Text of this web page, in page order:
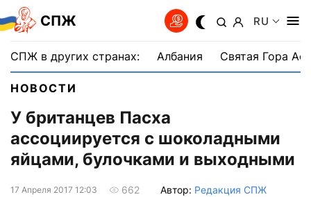
СПЖ RU
СПЖ в других странах: Албания Святая Гора
НОВОСТИ
У британцев Пасха
ассоциируется с шоколадными
яйцами, булочками и выходными
17 Апреля 2017 12:03 662 Автор: Редакция СПЖ